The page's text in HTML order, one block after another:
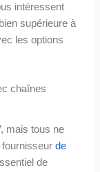
intéressent
supérieure à
les options
chaînes
mais tous ne
fournisseurde
de